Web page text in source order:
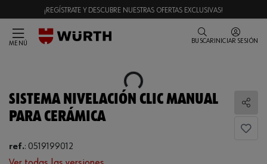
¡REGÍSTRATE Y DESCUBRE NUESTRAS OFERTAS EXCLUSIVAS!
MENÚ BUSCAR INICIAR SESIÓN
Loading...
SISTEMA NIVELACIÓN CLIC MANUAL
PARA CERÁMICA
ref.: 0519199012